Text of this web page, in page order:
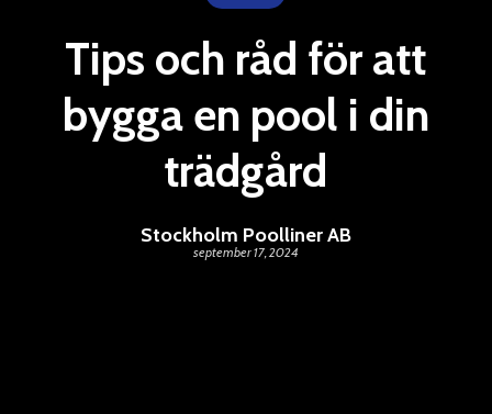
Tips och råd för att
bygga en pool i din
trädgård
Stockholm Poolliner AB
september 17, 2024